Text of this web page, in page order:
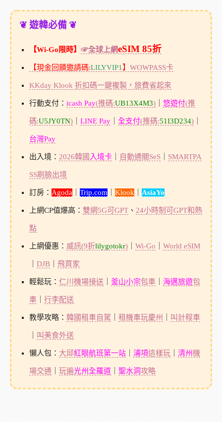
❦ 遊韓必備 ❦
【Wi-Go限時】 ☞全球上網eSIM 85折
【現金回饋邀請碼:LILYVIP1 】 WOWPASS卡
KKday Klook 折扣碼一鍵複製，旅費省起來
行動支付： icash Pay(推碼:UB13X4M3)｜ 悠遊付(推
碼:U5JY0TN)｜ LINE Pay｜ 全支付(推碼:51I3D234)｜
台灣Pay
出入境： 2026韓國 入境卡｜ 自動通關SeS｜ SMARTPA
SS刷臉出境
訂房： Agoda Trip.com Klook AsiaYo
上網CP值爆高： 雙網5G可GPT、 24小時制可GPT和熱
點
上網優惠： 威訊(9折lilygotokr)｜ Wi-Go World eSIM
DJB｜ 飛買家
輕鬆玩： 仁川機場接送 釜山小宗包車｜ 海邁旅遊包
車｜ 行李配送
教學攻略： 韓國租車自駕 租機車玩慶州 叫計程車
叫美食外送
懶人包： 大邱紅眼航班第一站｜ 浦項這樣玩｜ 清州機
場交通 玩遍光州全羅道｜ 聖水洞攻略